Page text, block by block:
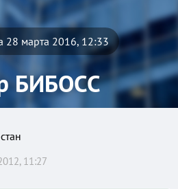
28 марта 2016, 12:33
БИБОСС
11:27